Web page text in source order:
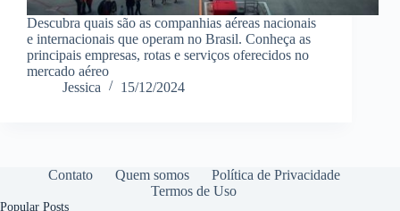
Descubra quais são as companhias aéreas nacionais
e internacionais que operam no Brasil. Conheça as
principais empresas, rotas e serviços oferecidos no
mercado aéreo
Jessica
15/12/2024
Contato Quem somos
Política de Privacidade
Termos de Uso
Popular Posts